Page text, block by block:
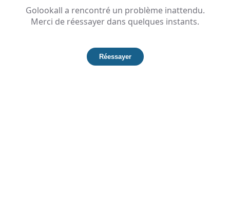
Golookall a rencontré un problème inattendu.
Merci de réessayer dans quelques instants.
Réessayer